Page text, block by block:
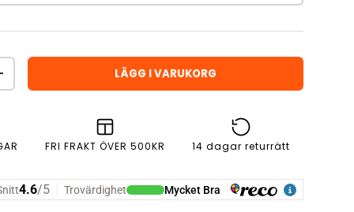
ANTAL LÄGG I VARUKORG
FRI FRAKT ÖVER 500KR 14 dagar returrätt